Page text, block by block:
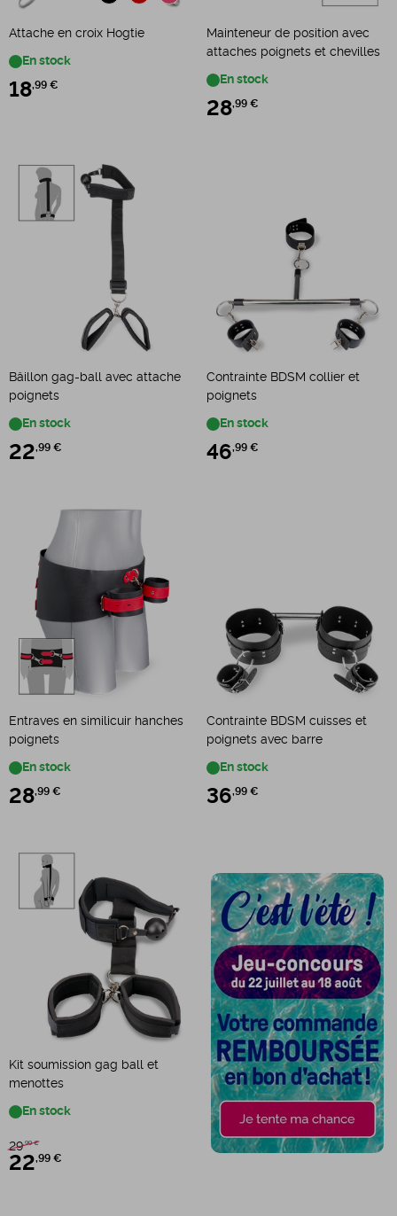
Attache en croix Hogtie
En stock
18,99 €
Mainteneur de position avec
attaches poignets et chevilles
En stock
28,99 €
Bâillon gag-ball avec attache
poignets
En stock
22,99 €
Contrainte BDSM collier et
poignets
En stock
46,99 €
Entraves en similicuir hanches
poignets
En stock
28,99 €
Contrainte BDSM cuisses et
poignets avec barre
En stock
36,99 €
Kit soumission gag ball et
menottes
En stock
29 ,99 €
22,99 €